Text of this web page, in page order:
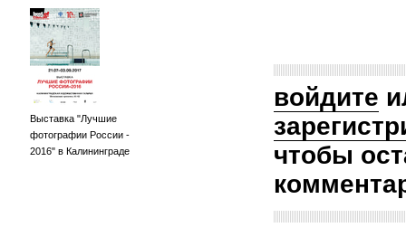
Выставка "Лучшие
фотографии России -
2016" в Калининграде
войдите
чтобы